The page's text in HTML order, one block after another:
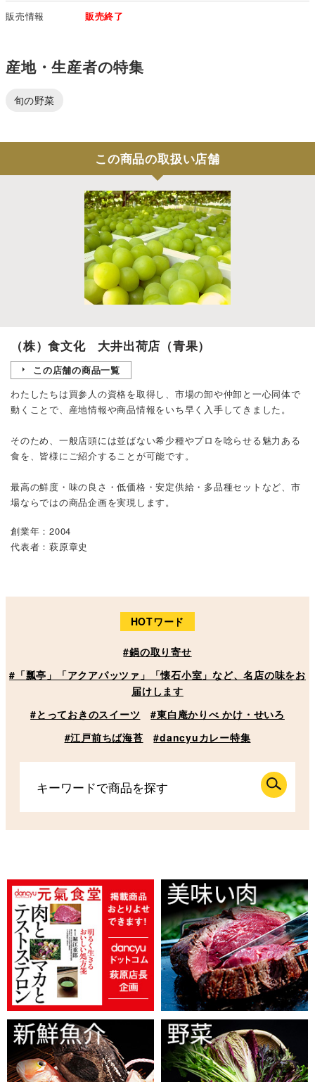
販売情報 販売終了
産地・生産者の特集
旬の野菜
この商品の取扱い店舗
（株）食文化 大井出荷店（青果）
この店舗の商品一覧
わたしたちは買参人の資格を取得し、市場の卸や仲卸と一心同体で
動くことで、産地情報や商品情報をいち早く入手してきました。
そのため、一般店頭には並ばない希少種やプロを唸らせる魅力ある
食を、皆様にご紹介することが可能です。
最高の鮮度・味の良さ・低価格・安定供給・多品種セットなど、市
場ならではの商品企画を実現します。
創業年：2004
代表者：萩原章史
HOTワード
#鍋の取り寄せ
#「瓢亭」「アクアパッツァ」「懐石小室」など、名店の味をお
届けします
#とっておきのスイーツ
#東白庵かりべ かけ・せいろ
#江戸前ちば海苔
#dancyuカレー特集